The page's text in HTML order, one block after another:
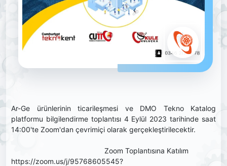
Ar-Ge ürünlerinin ticarileşmesi ve DMO Tekno Katalog
platformu bilgilendirme toplantısı 4 Eylül 2023 tarihinde saat
14:00'te Zoom'dan çevrimiçi olarak gerçekleştirilecektir.
Zoom Toplantısına Katılım
https://zoom.us/j/95768605545?